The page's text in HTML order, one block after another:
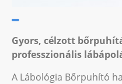
Gyors, célzott
professzionális
A Lábológia Bőrpuhító